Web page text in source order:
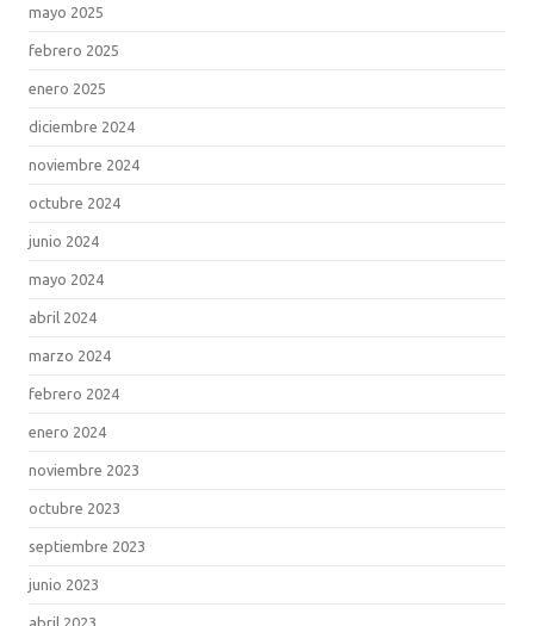
mayo 2025
febrero 2025
enero 2025
diciembre 2024
noviembre 2024
octubre 2024
junio 2024
mayo 2024
abril 2024
marzo 2024
febrero 2024
enero 2024
noviembre 2023
octubre 2023
septiembre 2023
junio 2023